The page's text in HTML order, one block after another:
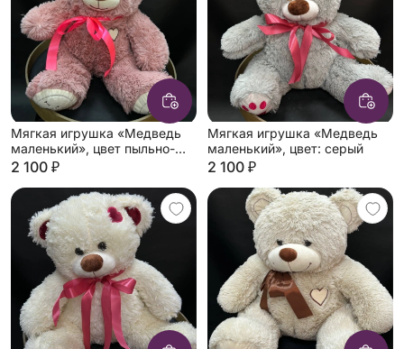
Мягкая игрушка «Медведь
маленький», цвет пыльно-
розовый
2 100 ₽
Мягкая игрушка «Медведь
маленький», цвет: серый
2 100 ₽